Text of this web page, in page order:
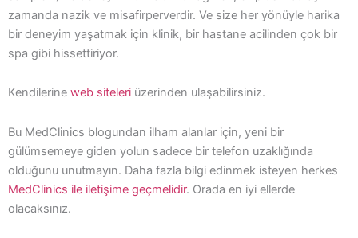
zamanda nazik ve misafirperverdir. Ve size her yönüyle harika
bir deneyim yaşatmak için klinik, bir hastane acilinden çok bir
spa gibi hissettiriyor.
Kendilerine web siteleri üzerinden ulaşabilirsiniz.
Bu MedClinics blogundan ilham alanlar için, yeni bir
gülümsemeye giden yolun sadece bir telefon uzaklığında
olduğunu unutmayın. Daha fazla bilgi edinmek isteyen herkes
MedClinics ile iletişime geçmelidir. Orada en iyi ellerde
olacaksınız.